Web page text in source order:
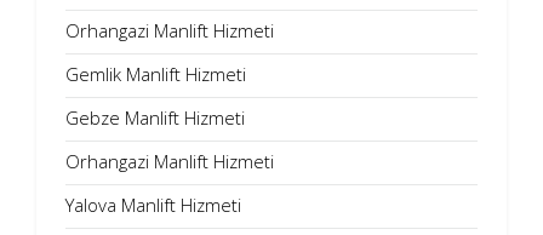
Orhangazi Manlift Hizmeti
Gemlik Manlift Hizmeti
Gebze Manlift Hizmeti
Orhangazi Manlift Hizmeti
Yalova Manlift Hizmeti